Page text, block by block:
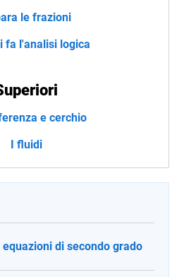
le frazioni
fa l'analisi logica
e cerchio
I fluidi
di secondo grado